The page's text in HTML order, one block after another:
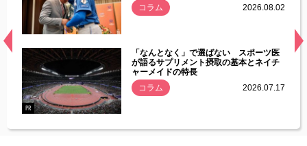
常
コラム
2026.08.02
PR
「なんとなく」で選ばない スポーツ医
が語るサプリメント摂取の基本とネイチ
ャーメイドの特長
コラム
2026.07.17